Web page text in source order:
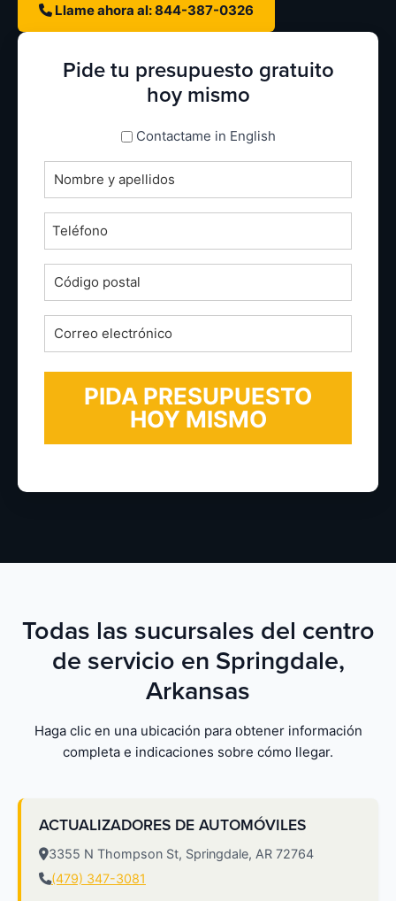
Llame ahora al: 844-387-0326
Pide tu presupuesto gratuito
hoy mismo
espanol_espanolContactame in English
Nombre
completo
*Teléfono
Código
postal
*Correo
electrónico
*
Todas las sucursales del centro
de servicio en Springdale,
Arkansas
Haga clic en una ubicación para obtener información
completa e indicaciones sobre cómo llegar.
ACTUALIZADORES DE AUTOMÓVILES
3355 N Thompson St, Springdale, AR 72764
(479) 347-3081